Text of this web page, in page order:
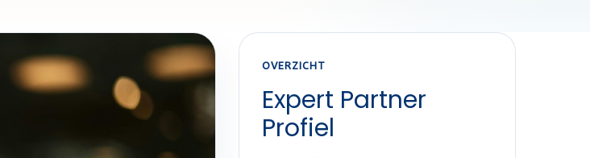
OVERZICHT
Expert Partner
Profiel